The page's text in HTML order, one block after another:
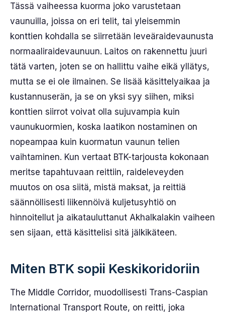
Tässä vaiheessa kuorma joko varustetaan
vaunuilla, joissa on eri telit, tai yleisemmin
konttien kohdalla se siirretään leveäraidevaunusta
normaaliraidevaunuun. Laitos on rakennettu juuri
tätä varten, joten se on hallittu vaihe eikä yllätys,
mutta se ei ole ilmainen. Se lisää käsittelyaikaa ja
kustannuserän, ja se on yksi syy siihen, miksi
konttien siirrot voivat olla sujuvampia kuin
vaunukuormien, koska laatikon nostaminen on
nopeampaa kuin kuormatun vaunun telien
vaihtaminen. Kun vertaat BTK-tarjousta kokonaan
meritse tapahtuvaan reittiin, raideleveyden
muutos on osa siitä, mistä maksat, ja reittiä
säännöllisesti liikennöivä kuljetusyhtiö on
hinnoitellut ja aikatauluttanut Akhalkalakin vaiheen
sen sijaan, että käsittelisi sitä jälkikäteen.
Miten BTK sopii Keskikoridoriin
The Middle Corridor, muodollisesti Trans-Caspian
International Transport Route, on reitti, joka